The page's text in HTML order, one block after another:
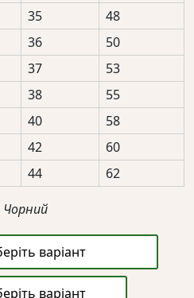
35
48
36
50
37
53
38
55
40
58
42
60
44 62
Чорний